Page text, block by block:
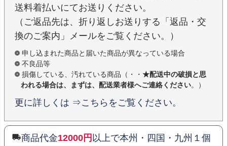
送料着払いにてお送りください。
（ご返品先は、折り返しお送りする「返品・交
換のご案内」メールをご覧ください。）
申し込まれた商品と届いた商品が異なっている場合
不良品等
損傷している、汚れている商品（・・ ★配送中の破損と思
われる場合は、まずは、配送業者様へご連絡ください。）
更に詳しくは ⇒こちらをご覧ください。
商品代金12000円 以上で本州・四国・九州１個